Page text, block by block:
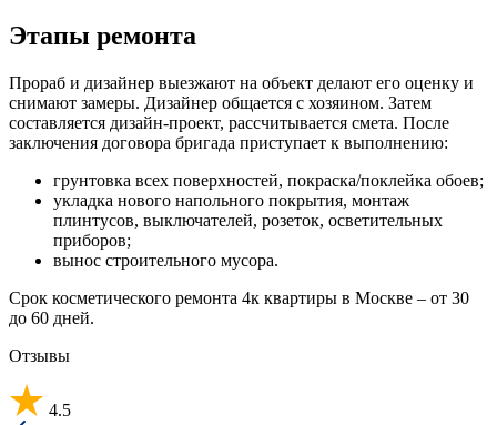
Этапы ремонта
Прораб и дизайнер выезжают на объект делают его оценку и
снимают замеры. Дизайнер общается с хозяином. Затем
составляется дизайн-проект, рассчитывается смета. После
заключения договора бригада приступает к выполнению:
грунтовка всех поверхностей, покраска/поклейка обоев;
укладка нового напольного покрытия, монтаж
плинтусов, выключателей, розеток, осветительных
приборов;
вынос строительного мусора.
Срок косметического ремонта 4к квартиры в Москве – от 30
до 60 дней.
Отзывы
4.5